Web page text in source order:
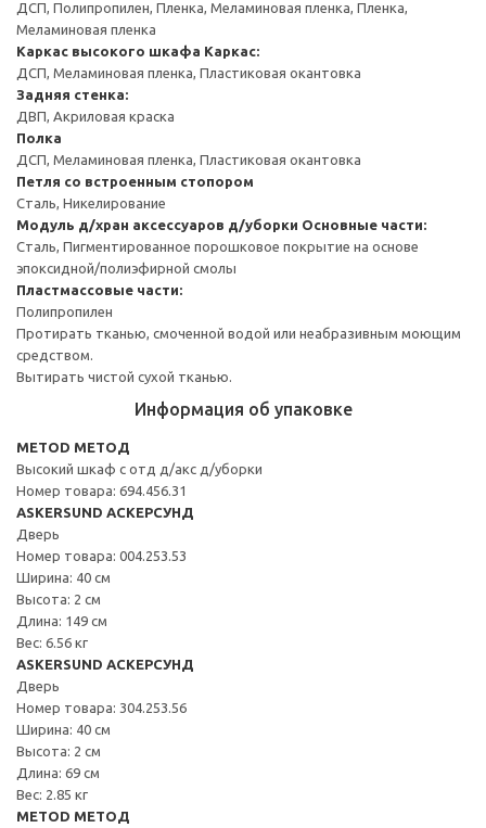
ДСП, Полипропилен, Пленка, Меламиновая пленка, Пленка,
Меламиновая пленка
Каркас высокого шкафа Каркас:
ДСП, Меламиновая пленка, Пластиковая окантовка
Задняя стенка:
ДВП, Акриловая краска
Полка
ДСП, Меламиновая пленка, Пластиковая окантовка
Петля со встроенным стопором
Сталь, Никелирование
Модуль д/хран аксессуаров д/уборки Основные части:
Сталь, Пигментированное порошковое покрытие на основе
эпоксидной/полиэфирной смолы
Пластмассовые части:
Полипропилен
Протирать тканью, смоченной водой или неабразивным моющим
средством.
Вытирать чистой сухой тканью.
Информация об упаковке
METOD МЕТОД
Высокий шкаф с отд д/акс д/уборки
Номер товара: 694.456.31
ASKERSUND АСКЕРСУНД
Дверь
Номер товара: 004.253.53
Ширина: 40 см
Высота: 2 см
Длина: 149 см
Вес: 6.56 кг
ASKERSUND АСКЕРСУНД
Дверь
Номер товара: 304.253.56
Ширина: 40 см
Высота: 2 см
Длина: 69 см
Вес: 2.85 кг
METOD МЕТОД